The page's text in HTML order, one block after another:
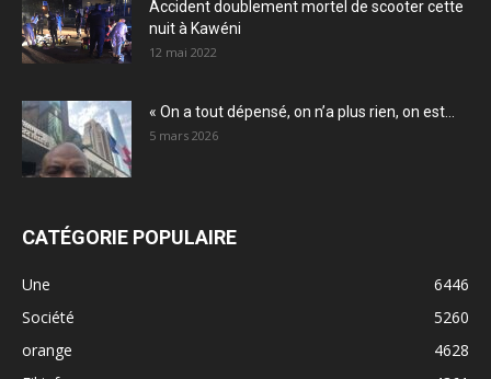
Accident doublement mortel de scooter cette
nuit à Kawéni
12 mai 2022
« On a tout dépensé, on n’a plus rien, on est...
5 mars 2026
CATÉGORIE POPULAIRE
Une
6446
Société
5260
orange
4628